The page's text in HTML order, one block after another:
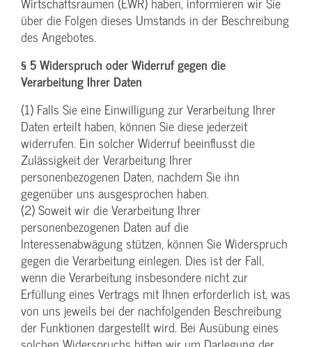
über die Folgen dieses Umstands in der Beschreibung
des Angebotes.
§ 5 Widerspruch oder Widerruf gegen die
Verarbeitung Ihrer Daten
(1) Falls Sie eine Einwilligung zur Verarbeitung Ihrer
Daten erteilt haben, können Sie diese jederzeit
widerrufen. Ein solcher Widerruf beeinflusst die
Zulässigkeit der Verarbeitung Ihrer
personenbezogenen Daten, nachdem Sie ihn
gegenüber uns ausgesprochen haben.
(2) Soweit wir die Verarbeitung Ihrer
personenbezogenen Daten auf die
Interessenabwägung stützen, können Sie Widerspruch
gegen die Verarbeitung einlegen. Dies ist der Fall,
wenn die Verarbeitung insbesondere nicht zur
Erfüllung eines Vertrags mit Ihnen erforderlich ist, was
von uns jeweils bei der nachfolgenden Beschreibung
der Funktionen dargestellt wird. Bei Ausübung eines